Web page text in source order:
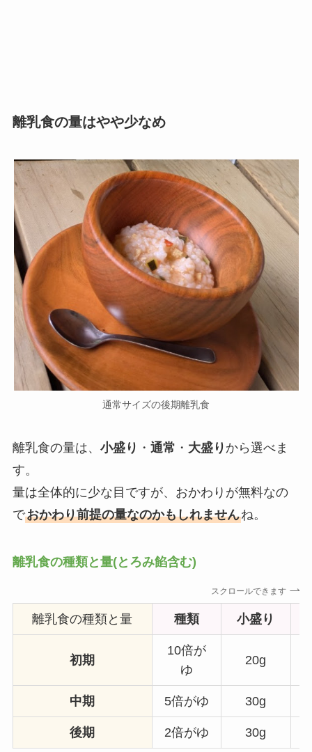
離乳食の量はやや少なめ
通常サイズの後期離乳食
離乳食の量は、 小盛り ・ 通常 ・ 大盛り から選べま
す。
量は全体的に少な目ですが、おかわりが無料なの
でおかわり前提の量なのかもしれませんね。
離乳食の種類と量(とろみ餡含む)
スクロールできます
離乳食の種類と量 種類 小盛り
初期
10倍が
ゆ
20g
中期 5倍がゆ 30g
後期 2倍がゆ 30g